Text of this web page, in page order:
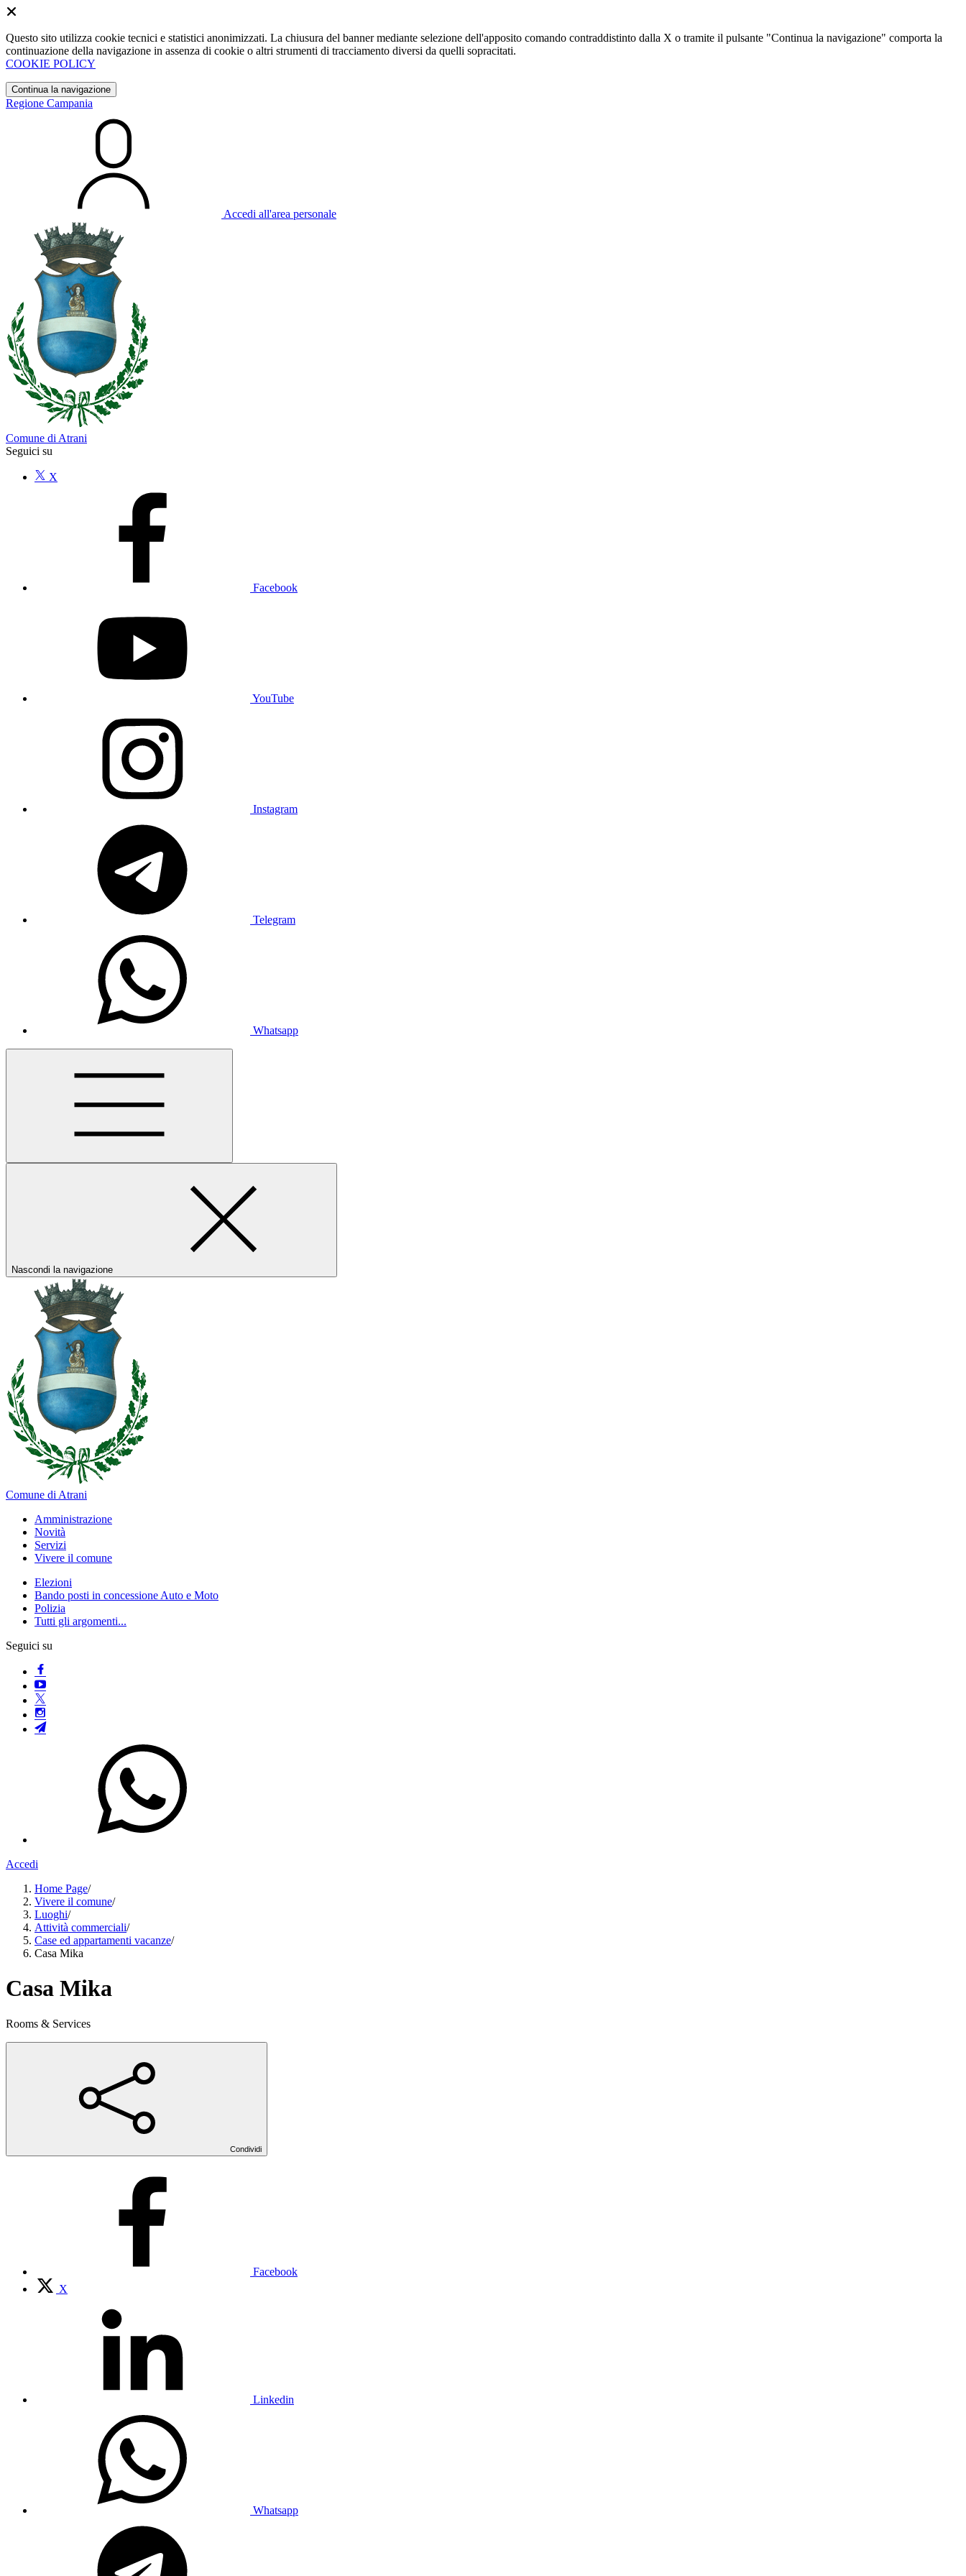
Questo sito utilizza cookie tecnici e statistici anonimizzati. La chiusura del banner mediante selezione dell'apposito comando contraddistinto dalla X o tramite il pulsante "Continua la navigazione" comporta la
continuazione della navigazione in assenza di cookie o altri strumenti di tracciamento diversi da quelli sopracitati.
COOKIE POLICY
Continua la navigazione
Regione Campania
Accedi all'area personale
Comune di Atrani
Seguici su
X
Facebook
YouTube
Instagram
Telegram
Whatsapp
Nascondi la navigazione
Comune di Atrani
Amministrazione
Novità
Servizi
Vivere il comune
Elezioni
Bando posti in concessione Auto e Moto
Polizia
Tutti gli argomenti...
Seguici su
Accedi
Home Page/
Vivere il comune/
Luoghi/
Attività commerciali/
Case ed appartamenti vacanze/
Casa Mika
Casa Mika
Rooms & Services
Condividi
Facebook
X
Linkedin
Whatsapp